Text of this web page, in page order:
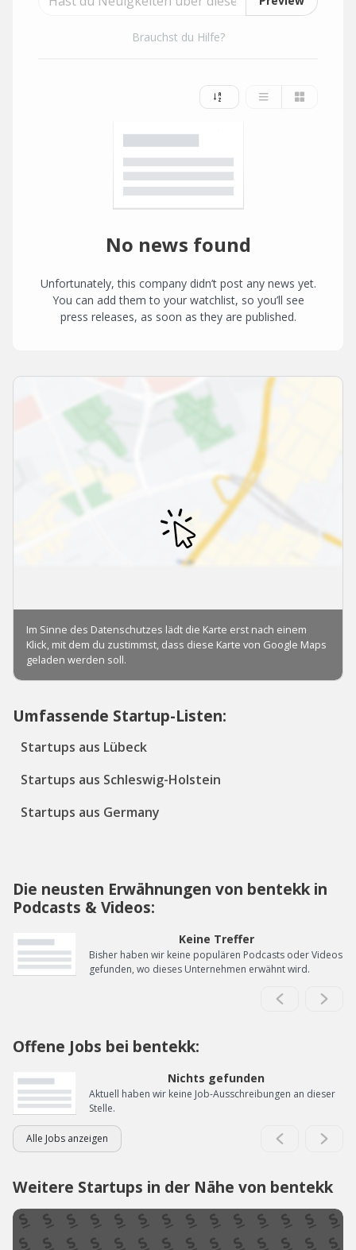
Brauchst du Hilfe?
No news found
Unfortunately, this company didn’t post any news yet.
You can add them to your watchlist, so you’ll see
press releases, as soon as they are published.
Umfassende Startup-Listen:
Startups aus Lübeck
Startups aus Schleswig-Holstein
Startups aus Germany
Die neusten Erwähnungen von bentekk in
Podcasts & Videos:
Keine Treffer
Bisher haben wir keine populären Podcasts oder Videos
gefunden, wo dieses Unternehmen erwähnt wird.
Offene Jobs bei bentekk:
Nichts gefunden
Aktuell haben wir keine Job-Ausschreibungen an dieser
Stelle.
Alle Jobs anzeigen
Weitere Startups in der Nähe von bentekk